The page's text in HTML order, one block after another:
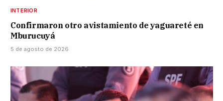
INTERIOR
Confirmaron otro avistamiento de yaguareté en
Mburucuyá
5 de agosto de 2026